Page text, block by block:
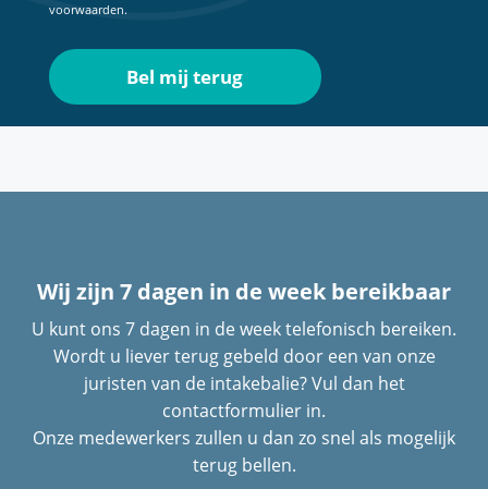
voorwaarden.
Wij zijn 7 dagen in de week bereikbaar
U kunt ons 7 dagen in de week telefonisch bereiken.
Wordt u liever terug gebeld door een van onze
juristen van de intakebalie? Vul dan het
contactformulier in.
Onze medewerkers zullen u dan zo snel als mogelijk
terug bellen.